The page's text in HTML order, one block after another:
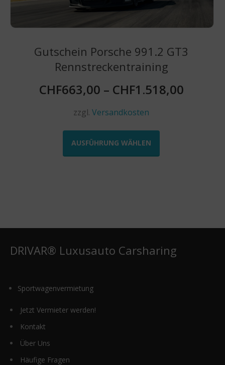
gewählt
Gutschein Porsche 991.2 GT3
Rennstreckentraining
CHF663,00 – CHF1.518,00
zzgl.Versandkosten
AUSFÜHRUNG WÄHLEN
Produktseite
DRIVAR® Luxusauto Carsharing
Sportwagenvermietung
Jetzt Vermieter werden!
Kontakt
Über Uns
Häufige Fragen